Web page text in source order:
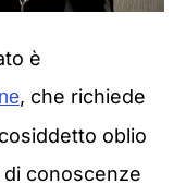
è
, che richiede
oblio
conoscenze